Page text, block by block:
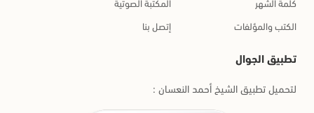
الكتب والمؤلفات
إتصل بنا
تطبيق الجوال
لتحميل تطبيق الشيخ أحمد النعسان :